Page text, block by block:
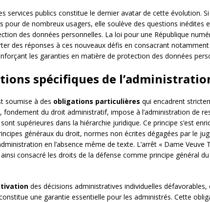
services publics constitue le dernier avatar de cette évolution. Si
pour de nombreux usagers, elle soulève des questions inédites
des données personnelles. La loi pour une République
des réponses à ces nouveaux défis en consacrant
les garanties en matière de protection des données
spécifiques de
soumise à des obligations particulières qui encadrent
fondement du droit administratif, impose à l’administration de
supérieures dans la hiérarchie juridique. Ce principe s’est
généraux du droit, normes non écrites dégagées par le
en l’absence même de texte. L’arrêt « Dame Veuve
consacré les droits de la défense comme principe général
des décisions administratives individuelles défavorables,
une garantie essentielle pour les administrés. Cette